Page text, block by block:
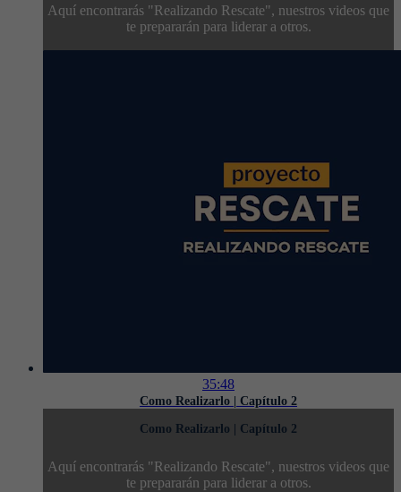
Aquí encontrarás "Realizando Rescate", nuestros videos que
te prepararán para liderar a otros.
35:48
Como Realizarlo | Capítulo 2
Como Realizarlo | Capítulo 2
Aquí encontrarás "Realizando Rescate", nuestros videos que
te prepararán para liderar a otros.